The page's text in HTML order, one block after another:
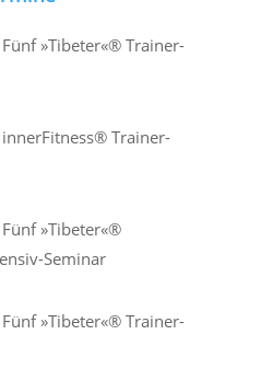
»Tibeter«® Trainer-
Trainer-
»Tibeter«®
Seminar
»Tibeter«® Trainer-